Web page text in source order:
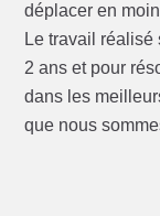
déplacer en
Le travail réalisé
2 ans et pour
dans les
que nous